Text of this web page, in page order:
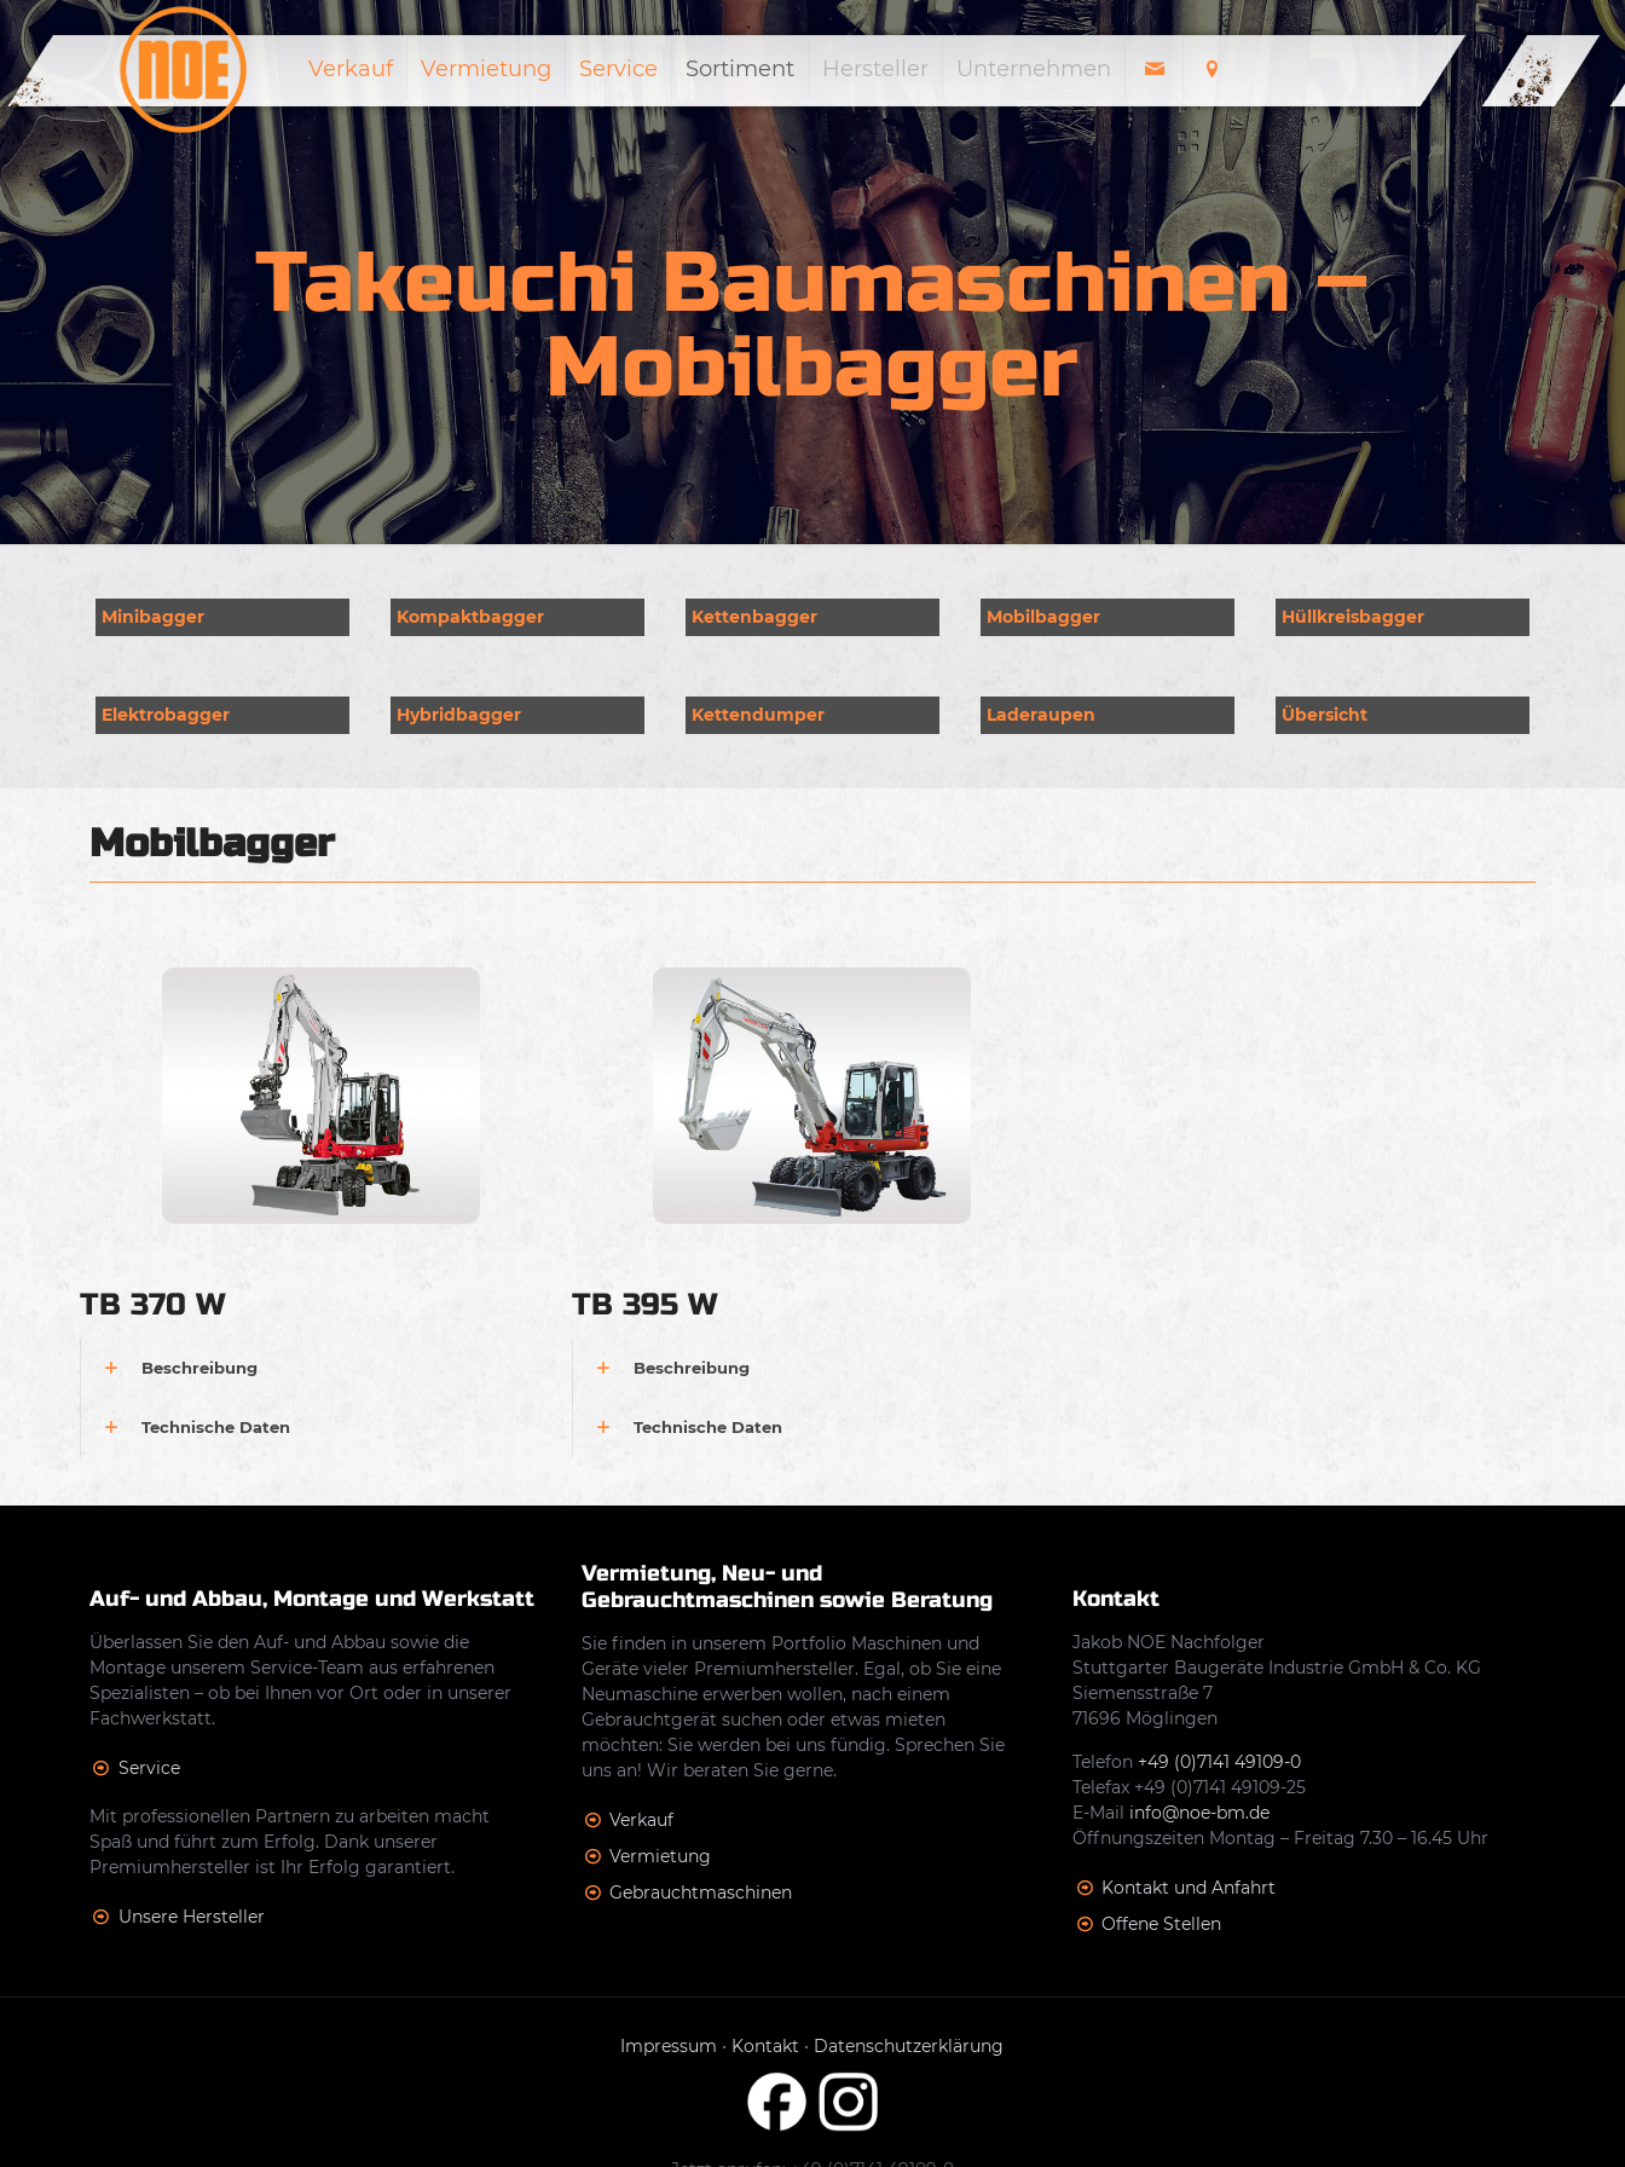
Verkauf Vermietung Service Sortiment Hersteller Unternehmen
Takeuchi Baumaschinen –
Mobilbagger
Minibagger Kompaktbagger Kettenbagger Mobilbagger Hüllkreisbagger
Elektrobagger Hybridbagger Kettendumper Laderaupen Übersicht
Mobilbagger
TB 370 W
Beschreibung
Technische Daten
TB 395 W
Beschreibung
Technische Daten
Auf- und Abbau, Montage und Werkstatt
Überlassen Sie den Auf- und Abbau sowie die
Montage unserem Service-Team aus erfahrenen
Spezialisten – ob bei Ihnen vor Ort oder in unserer
Fachwerkstatt.
Service
Mit professionellen Partnern zu arbeiten macht
Spaß und führt zum Erfolg. Dank unserer
Premiumhersteller ist Ihr Erfolg garantiert.
Unsere Hersteller
Vermietung, Neu- und
Gebrauchtmaschinen sowie Beratung
Sie finden in unserem Portfolio Maschinen und
Geräte vieler Premiumhersteller. Egal, ob Sie eine
Neumaschine erwerben wollen, nach einem
Gebrauchtgerät suchen oder etwas mieten
möchten: Sie werden bei uns fündig. Sprechen Sie
uns an! Wir beraten Sie gerne.
Verkauf
Vermietung
Gebrauchtmaschinen
Kontakt
Jakob NOE Nachfolger
Stuttgarter Baugeräte Industrie GmbH & Co. KG
Siemensstraße 7
71696 Möglingen
Telefon +49 (0)7141 49109-0
Telefax +49 (0)7141 49109-25
E-Mail info@noe-bm.de
Öffnungszeiten Montag – Freitag 7.30 – 16.45 Uhr
Kontakt und Anfahrt
Offene Stellen
Impressum • Kontakt • Datenschutzerklärung